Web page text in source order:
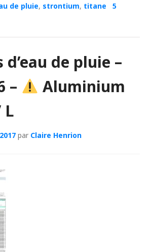
de pluie, strontium, titane
5
de pluie –
–
Aluminium
L
par Claire Henrion